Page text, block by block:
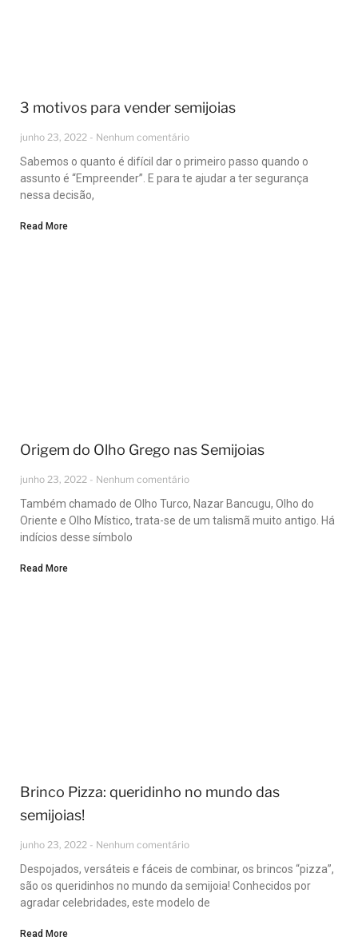
3 motivos para vender semijoias
junho 23, 2022 Nenhum comentário
Sabemos o quanto é difícil dar o primeiro passo quando o
assunto é “Empreender”. E para te ajudar a ter segurança
nessa decisão,
Read More
Origem do Olho Grego nas Semijoias
junho 23, 2022 Nenhum comentário
Também chamado de Olho Turco, Nazar Bancugu, Olho do
Oriente e Olho Místico, trata-se de um talismã muito antigo. Há
indícios desse símbolo
Read More
Brinco Pizza: queridinho no mundo das
semijoias!
junho 23, 2022 Nenhum comentário
Despojados, versáteis e fáceis de combinar, os brincos “pizza”,
são os queridinhos no mundo da semijoia! Conhecidos por
agradar celebridades, este modelo de
Read More